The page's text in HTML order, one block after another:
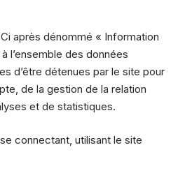
Ci après dénommé « Information
l’ensemble des données
d’être détenues par le site pour
de la gestion de la relation
et de statistiques.
connectant, utilisant le site